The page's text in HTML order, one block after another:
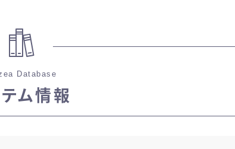
ショートパンツ
Database
ム情報